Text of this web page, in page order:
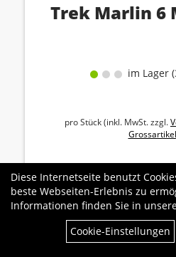
Filter
Trek Marlin 6
im Lager
pro Stück (inkl. MwSt. zzgl.
Grossartikel
949,00
Varianten
Diese Internetseite benutzt
beste Webseiten-Erlebnis zu
Informationen finden Sie in
Cookie-Einstellungen